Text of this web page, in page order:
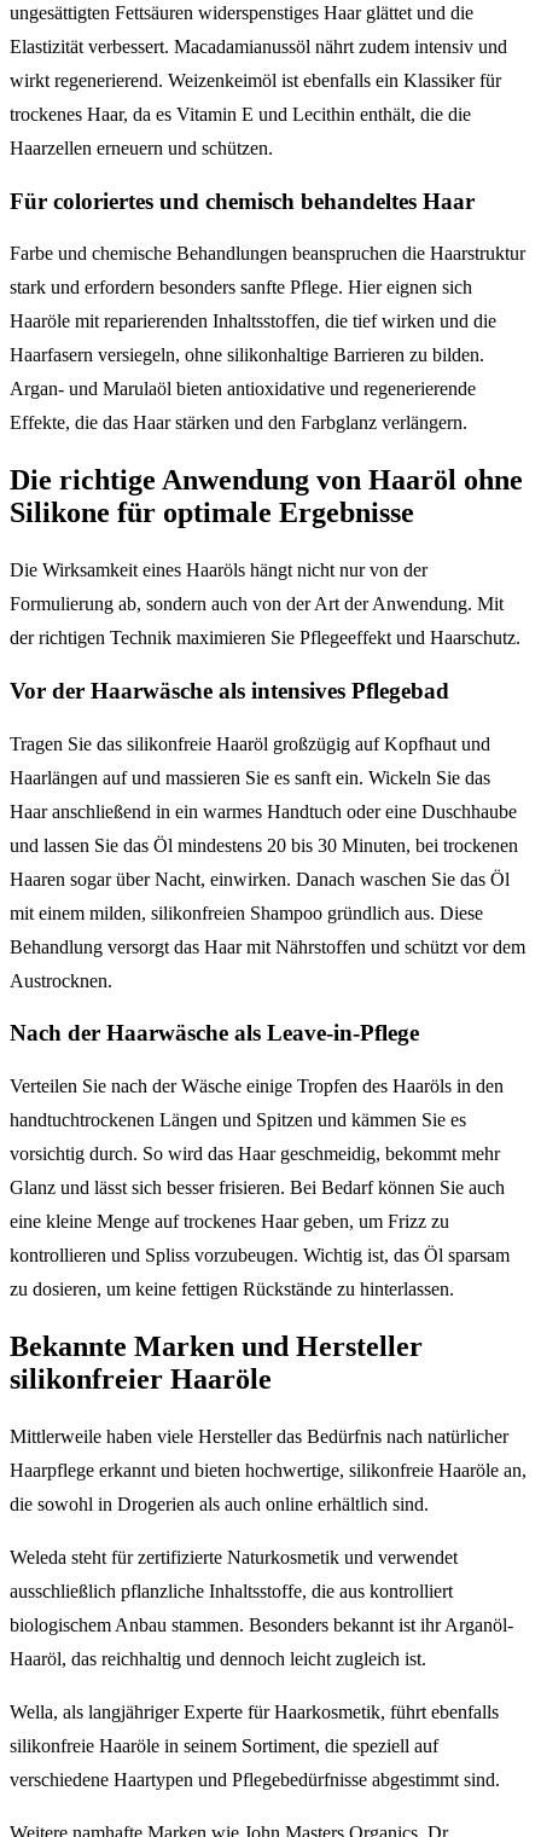
ungesättigten Fettsäuren widerspenstiges Haar glättet und die
Elastizität verbessert. Macadamianussöl nährt zudem intensiv und
wirkt regenerierend. Weizenkeimöl ist ebenfalls ein Klassiker für
trockenes Haar, da es Vitamin E und Lecithin enthält, die die
Haarzellen erneuern und schützen.
Für coloriertes und chemisch behandeltes Haar
Farbe und chemische Behandlungen beanspruchen die Haarstruktur
stark und erfordern besonders sanfte Pflege. Hier eignen sich
Haaröle mit reparierenden Inhaltsstoffen, die tief wirken und die
Haarfasern versiegeln, ohne silikonhaltige Barrieren zu bilden.
Argan- und Marulaöl bieten antioxidative und regenerierende
Effekte, die das Haar stärken und den Farbglanz verlängern.
Die richtige Anwendung von Haaröl ohne
Silikone für optimale Ergebnisse
Die Wirksamkeit eines Haaröls hängt nicht nur von der
Formulierung ab, sondern auch von der Art der Anwendung. Mit
der richtigen Technik maximieren Sie Pflegeeffekt und Haarschutz.
Vor der Haarwäsche als intensives Pflegebad
Tragen Sie das silikonfreie Haaröl großzügig auf Kopfhaut und
Haarlängen auf und massieren Sie es sanft ein. Wickeln Sie das
Haar anschließend in ein warmes Handtuch oder eine Duschhaube
und lassen Sie das Öl mindestens 20 bis 30 Minuten, bei trockenen
Haaren sogar über Nacht, einwirken. Danach waschen Sie das Öl
mit einem milden, silikonfreien Shampoo gründlich aus. Diese
Behandlung versorgt das Haar mit Nährstoffen und schützt vor dem
Austrocknen.
Nach der Haarwäsche als Leave-in-Pflege
Verteilen Sie nach der Wäsche einige Tropfen des Haaröls in den
handtuchtrockenen Längen und Spitzen und kämmen Sie es
vorsichtig durch. So wird das Haar geschmeidig, bekommt mehr
Glanz und lässt sich besser frisieren. Bei Bedarf können Sie auch
eine kleine Menge auf trockenes Haar geben, um Frizz zu
kontrollieren und Spliss vorzubeugen. Wichtig ist, das Öl sparsam
zu dosieren, um keine fettigen Rückstände zu hinterlassen.
Bekannte Marken und Hersteller
silikonfreier Haaröle
Mittlerweile haben viele Hersteller das Bedürfnis nach natürlicher
Haarpflege erkannt und bieten hochwertige, silikonfreie Haaröle an,
die sowohl in Drogerien als auch online erhältlich sind.
Weleda steht für zertifizierte Naturkosmetik und verwendet
ausschließlich pflanzliche Inhaltsstoffe, die aus kontrolliert
biologischem Anbau stammen. Besonders bekannt ist ihr Arganöl-
Haaröl, das reichhaltig und dennoch leicht zugleich ist.
Wella, als langjähriger Experte für Haarkosmetik, führt ebenfalls
silikonfreie Haaröle in seinem Sortiment, die speziell auf
verschiedene Haartypen und Pflegebedürfnisse abgestimmt sind.
Weitere namhafte Marken wie John Masters Organics, Dr.